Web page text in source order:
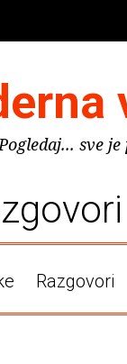
Pogledaj... sve
Razgovori